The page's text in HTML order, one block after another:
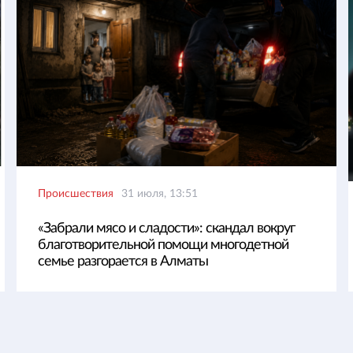
Происшествия 31 июля, 13:51
«Забрали мясо и сладости»: скандал вокруг
благотворительной помощи многодетной
семье разгорается в Алматы